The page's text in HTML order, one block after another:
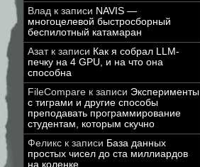
Влад к записи NAVIS —
многоцелевой быстросборный
беспилотный катамаран
Азатк записи Как я собрал LLM-
печку на 4 GPU, и на что она
способна
FileCompare к записи Эксперименты
с тиграми и другие способы
преподавать программирование
студентам, которым скучно
Феликс к записи База данных
простых чисел до ста миллиардов
на коленке